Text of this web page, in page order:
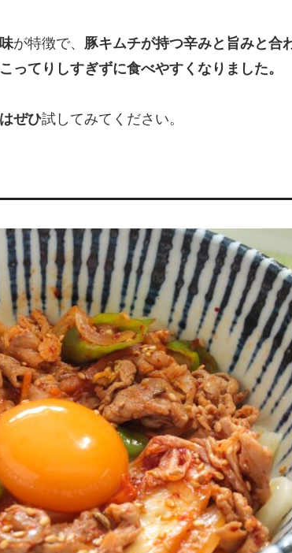
が特徴で、 豚キムチが持つ辛みと旨みと合
こってりしすぎずに食べやすくなりました。
ぜひ試してみてください。